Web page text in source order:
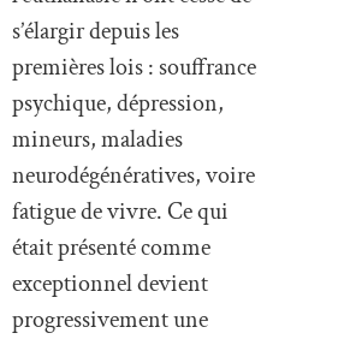
s’élargir depuis les
premières lois : souffrance
psychique, dépression,
mineurs, maladies
neurodégénératives, voire
fatigue de vivre. Ce qui
était présenté comme
exceptionnel devient
progressivement une